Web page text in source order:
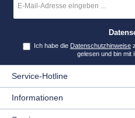
Mail-
*
Ich habe die Datenschutzhinweise
gelesen und bin mit
Service-Hotline
Informationen